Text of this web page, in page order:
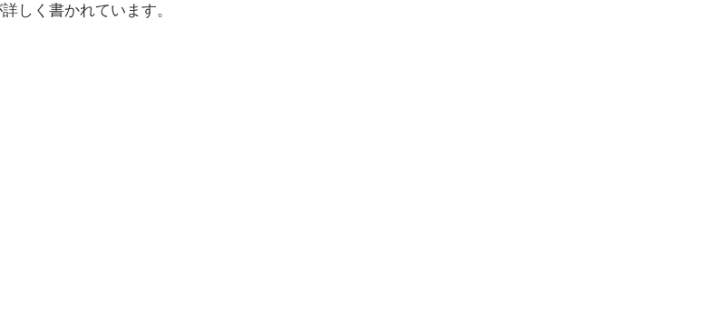
しく書かれています。